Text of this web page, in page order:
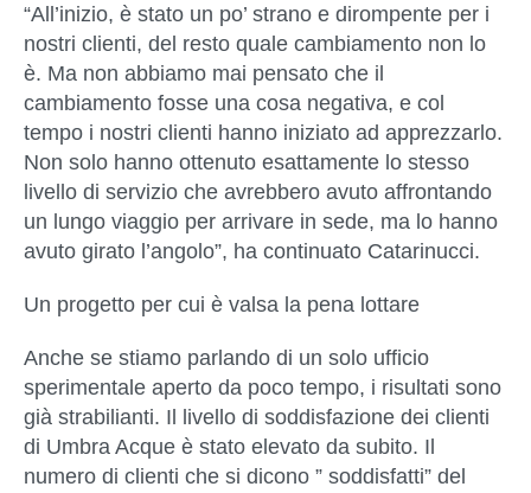
“All’inizio, è stato un po’ strano e dirompente per i
nostri clienti, del resto quale cambiamento non lo
è. Ma non abbiamo mai pensato che il
cambiamento fosse una cosa negativa, e col
tempo i nostri clienti hanno iniziato ad apprezzarlo.
Non solo hanno ottenuto esattamente lo stesso
livello di servizio che avrebbero avuto affrontando
un lungo viaggio per arrivare in sede, ma lo hanno
avuto girato l’angolo”, ha continuato Catarinucci.
Un progetto per cui è valsa la pena lottare
Anche se stiamo parlando di un solo ufficio
sperimentale aperto da poco tempo, i risultati sono
già strabilianti. Il livello di soddisfazione dei clienti
di Umbra Acque è stato elevato da subito. Il
numero di clienti che si dicono ” soddisfatti” del